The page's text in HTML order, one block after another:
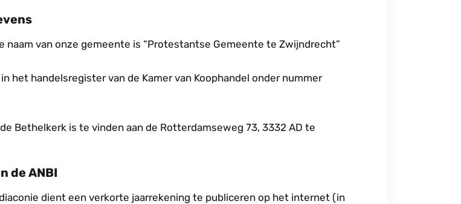
naam van onze gemeente is “Protestantse Gemeente te Zwijndrecht”
het handelsregister van de Kamer van Koophandel onder nummer
Bethelkerk is te vinden aan de Rotterdamseweg 73, 3332 AD te
de ANBI
dient een verkorte jaarrekening te publiceren op het internet (in